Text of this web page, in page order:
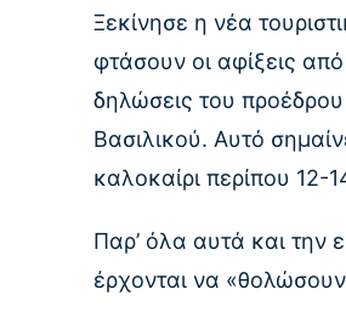
Ξεκίνησε η νέα
φτάσουν οι αφίξεις
δηλώσεις του
Βασιλικού. Αυτό
καλοκαίρι περίπου 12-
Παρ’ όλα αυτά και την
έρχονται να